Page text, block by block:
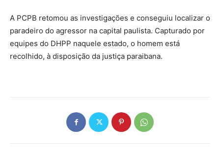
A PCPB retomou as investigações e conseguiu localizar o
paradeiro do agressor na capital paulista. Capturado por
equipes do DHPP naquele estado, o homem está
recolhido, à disposição da justiça paraibana.